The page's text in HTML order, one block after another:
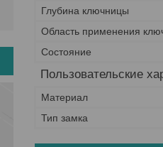
Глубина ключницы
Область применения
Состояние
Пользовательские
Материал
Тип замка